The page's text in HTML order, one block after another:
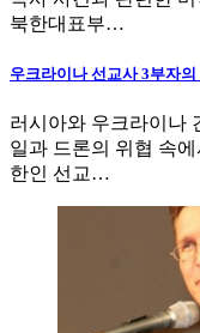
북한대표부…
우크라이나 선교사 3부자
러시아와 우크라이나
일과 드론의 위협 속
한인 선교…